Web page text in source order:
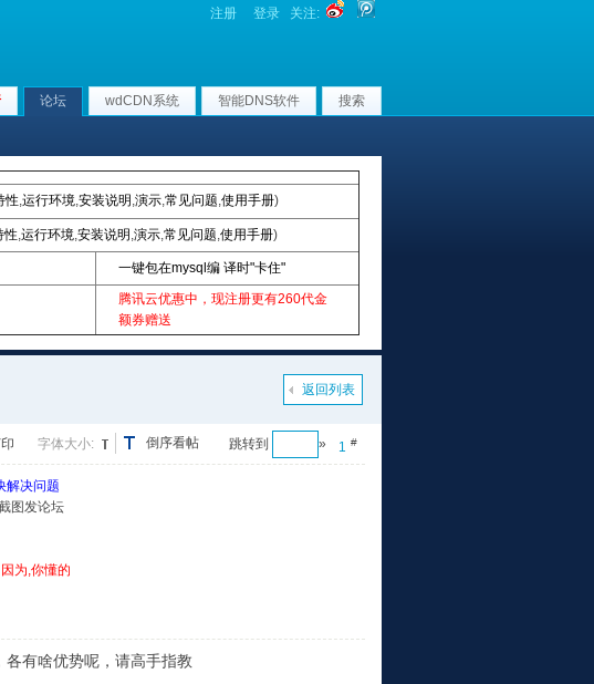
注册 登录 关注:
论坛 wdCDN系统 智能DNS软件 搜索
性,运行环境,安装说明 ,演示,常见问题,使用手册)
性,运行环境,安装说明 ,演示,常见问题,使用手册)
一键包在mysql编 译时"卡住"
腾讯云优惠中，现注册更有260代金
额券赠送
返回列表
1 #
跳转到 »
倒序看帖
字体大小:
解决问题
图发论坛
为,你懂的
有啥优势呢，请高手指教